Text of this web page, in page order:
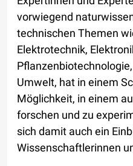
vorwiegend
technischen Themen
Elektrotechnik,
Umwelt, hat in einem
Möglichkeit, in einem
forschen und zu
sich damit auch ein
Wissenschaftlerinnen